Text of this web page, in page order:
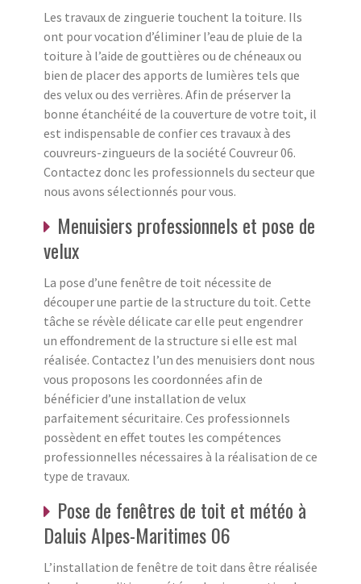
Les travaux de zinguerie touchent la toiture. Ils
ont pour vocation d’éliminer l’eau de pluie de la
toiture à l’aide de gouttières ou de chéneaux ou
bien de placer des apports de lumières tels que
des velux ou des verrières. Afin de préserver la
bonne étanchéité de la couverture de votre toit, il
est indispensable de confier ces travaux à des
couvreurs-zingueurs de la société Couvreur 06.
Contactez donc les professionnels du secteur que
nous avons sélectionnés pour vous.
Menuisiers professionnels et pose de
velux
La pose d’une fenêtre de toit nécessite de
découper une partie de la structure du toit. Cette
tâche se révèle délicate car elle peut engendrer
un effondrement de la structure si elle est mal
réalisée. Contactez l’un des menuisiers dont nous
vous proposons les coordonnées afin de
bénéficier d’une installation de velux
parfaitement sécuritaire. Ces professionnels
possèdent en effet toutes les compétences
professionnelles nécessaires à la réalisation de ce
type de travaux.
Pose de fenêtres de toit et météo à
Daluis Alpes-Maritimes 06
L’installation de fenêtre de toit dans être réalisée